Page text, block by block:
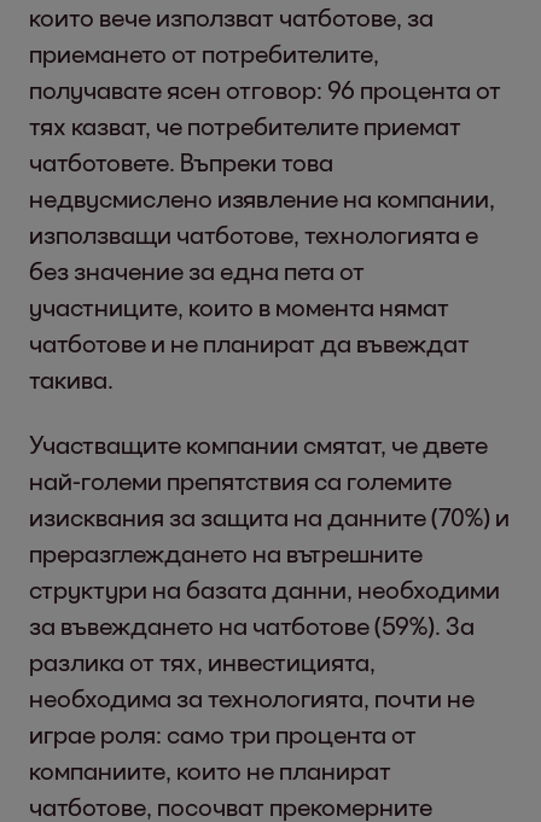
които вече използват чатботове, за
приемането от потребителите,
получавате ясен отговор: 96 процента от
тях казват, че потребителите приемат
чатботовете. Въпреки това
недвусмислено изявление на компании,
използващи чатботове, технологията е
без значение за една пета от
участниците, които в момента нямат
чатботове и не планират да въвеждат
такива.
Участващите компании смятат, че двете
най-големи препятствия са големите
изисквания за защита на данните (70%) и
преразглеждането на вътрешните
структури на базата данни, необходими
за въвеждането на чатботове (59%). За
разлика от тях, инвестицията,
необходима за технологията, почти не
играе роля: само три процента от
компаниите, които не планират
чатботове, посочват прекомерните